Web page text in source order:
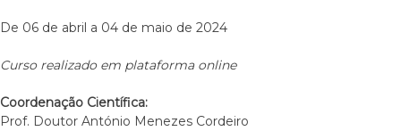
De 06 de abril a 04 de maio de 2024
Curso realizado em plataforma online
Coordenação Científica:
Prof. Doutor António Menezes Cordeiro